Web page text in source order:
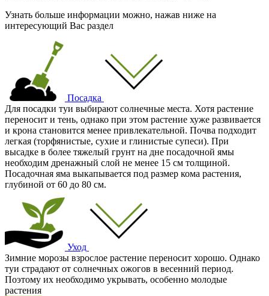
Узнать больше информации можно, нажав ниже на
интересующий Вас раздел
Посадка
Для посадки туи выбирают солнечные места. Хотя растение
переносит и тень, однако при этом растение хуже развивается
и крона становится менее привлекательной. Почва подходит
легкая (торфянистые, сухие и глинистые супеси). При
высадке в более тяжелый грунт на дне посадочной ямы
необходим дренажный слой не менее 15 см толщиной.
Посадочная яма выкапывается под размер кома растения,
глубиной от 60 до 80 см.
Уход
Зимние морозы взрослое растение переносит хорошо. Однако
туи страдают от солнечных ожогов в весенний период.
Поэтому их необходимо укрывать, особенно молодые
растения